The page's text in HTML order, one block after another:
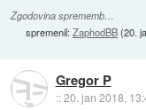
Zgodovina sprememb…
spremenil:ZaphodBB(20.
Gregor P
::20. jan 2018,